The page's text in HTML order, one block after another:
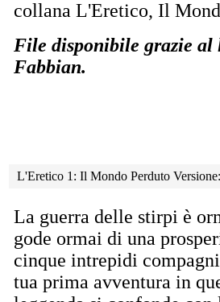
collana L'Eretico, Il
File disponibile grazie
Fabbian.
L'Eretico 1: Il Mondo Perduto
La guerra delle stirpi è
gode ormai di una
cinque intrepidi
tua prima avventura in